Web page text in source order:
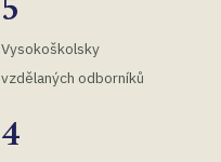
Vysokoškolsky
vzdělaných odborníků
4